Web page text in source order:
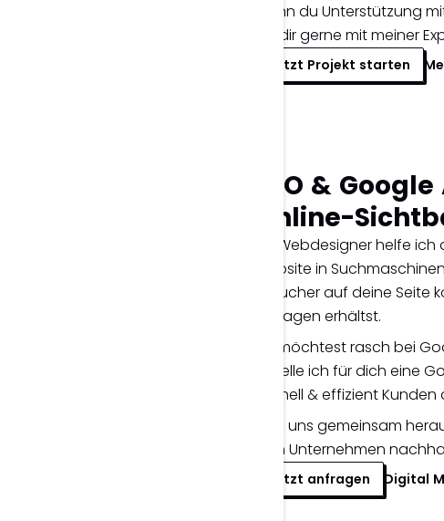
Wenn du Unterstützung
ich dir gerne mit meiner
Jetzt Projekt starten
SEO &
Online-
Als Webdesigner helfe
Website in
Besucher auf deine
Anfragen erhältst.
Du möchtest rasch bei
erstelle ich für dich eine
schnell & effizient
Lass uns gemeinsam
dein Unternehmen
Jetzt anfragen Digital